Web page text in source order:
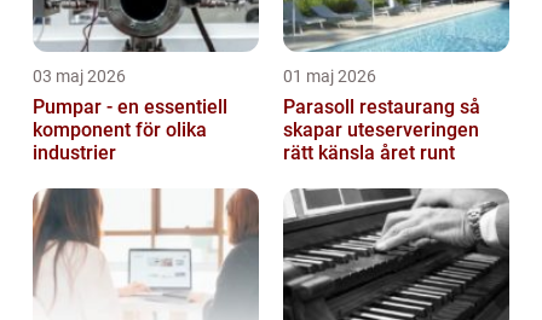
03 maj 2026
Pumpar - en essentiell
komponent för olika
industrier
01 maj 2026
Parasoll restaurang så
skapar uteserveringen
rätt känsla året runt